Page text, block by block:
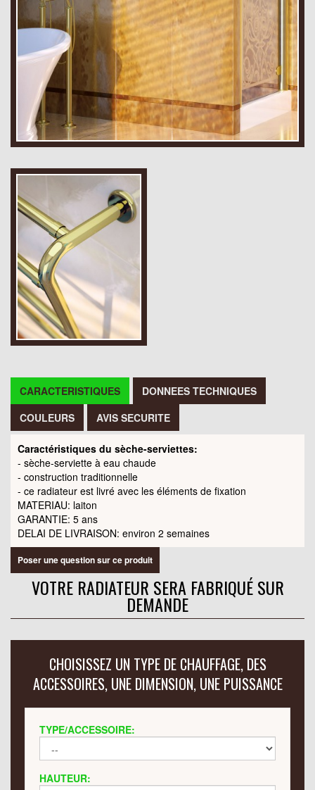
CARACTERISTIQUES
DONNEES TECHNIQUES
COULEURS
AVIS SECURITE
Caractéristiques du sèche-serviettes:
- sèche-serviette à eau chaude
- construction traditionnelle
- ce radiateur est livré avec les éléments de fixation
MATERIAU: laiton
GARANTIE: 5 ans
DELAI DE LIVRAISON: environ 2 semaines
Poser une question sur ce produit
VOTRE RADIATEUR SERA FABRIQUÉ SUR
DEMANDE
CHOISISSEZ UN TYPE DE CHAUFFAGE, DES
ACCESSOIRES, UNE DIMENSION, UNE PUISSANCE
TYPE/ACCESSOIRE:
HAUTEUR: